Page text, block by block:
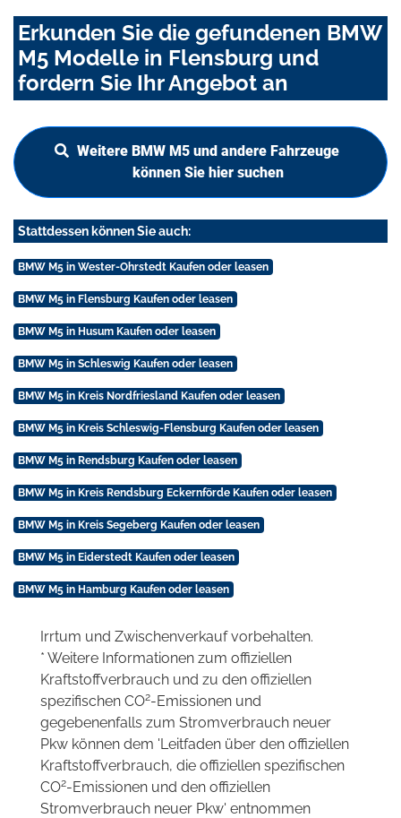
Erkunden Sie die gefundenen BMW
M5 Modelle in Flensburg und
fordern Sie Ihr Angebot an
Weitere BMW M5 und andere Fahrzeuge
können Sie hier suchen
Stattdessen können Sie auch:
BMW M5 in Wester-Ohrstedt Kaufen oder leasen
BMW M5 in Flensburg Kaufen oder leasen
BMW M5 in Husum Kaufen oder leasen
BMW M5 in Schleswig Kaufen oder leasen
BMW M5 in Kreis Nordfriesland Kaufen oder leasen
BMW M5 in Kreis Schleswig-Flensburg Kaufen oder leasen
BMW M5 in Rendsburg Kaufen oder leasen
BMW M5 in Kreis Rendsburg Eckernförde Kaufen oder leasen
BMW M5 in Kreis Segeberg Kaufen oder leasen
BMW M5 in Eiderstedt Kaufen oder leasen
BMW M5 in Hamburg Kaufen oder leasen
Irrtum und Zwischenverkauf vorbehalten.
* Weitere Informationen zum offiziellen
Kraftstoffverbrauch und zu den offiziellen
spezifischen CO2-Emissionen und
gegebenenfalls zum Stromverbrauch neuer
Pkw können dem 'Leitfaden über den offiziellen
Kraftstoffverbrauch, die offiziellen spezifischen
CO2-Emissionen und den offiziellen
Stromverbrauch neuer Pkw' entnommen